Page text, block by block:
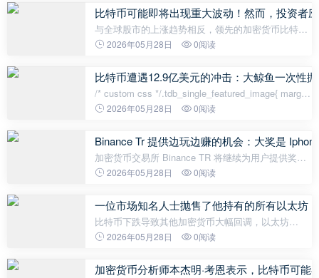
链上进行代币化。根据公
比特币可能即将出现重大波动！然而，投资者
与全球股市的上涨趋势相反，领先的加密货币比特币
（BTC）走弱，跌至75,000美元关口。其他主要山寨
（SOL）在同一时期也出现下跌。投资者们都在猜测
比特
2026年05月28日 0阅读
比特币遭遇12.9亿美元的冲击：大鲸鱼一次性
/* custom css */.tdb_single_featured_image{ margin-
bottom: 26px; }.tdb_single_featured_image.tdb-sfi-
2026年05月28日 0阅读
Binance Tr 提供边玩边赚的机会：大奖是
加密货币交易所 Binance TR 将继续为用户提供奖励
和娱乐。作为最新活动的一部分，加密货币用户有机
Kebab 竞赛来赚取积分，并
2026年05月28日 0阅读
一位市场知名人士抛售了他持有的所有以太坊
比特币下跌导致其他加密货币大幅回调，以太坊
（ETH）也一度逼近2000美元大关。随着市场对以太
涨势头不足，他已抛售了所有以太坊。因此，
2026年05月28日 0阅读
加密货币分析师本杰明·考恩表示，比特币可能